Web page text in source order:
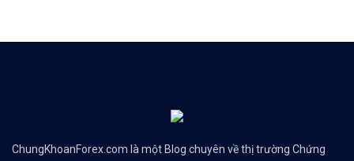
ChungKhoanForex.com là một Blog chuyên về thị trường Chứng